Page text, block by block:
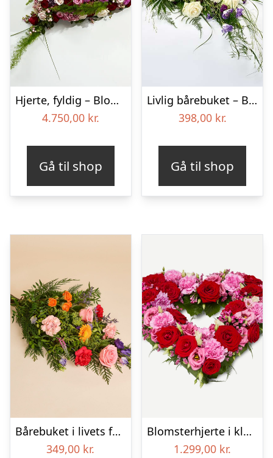
Hjerte, fyldig – Blomster til begravelse
4.750,00 kr.
Gå til shop
Livlig bårebuket – Blomster til begravelse
398,00 kr.
Gå til shop
Bårebuket i livets farver
349,00 kr.
Blomsterhjerte i klassisk stil – pink
1.299,00 kr.